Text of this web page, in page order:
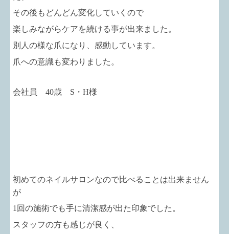
その後もどんどん変化していくので
楽しみながらケアを続ける事が出来ました。
別人の様な爪になり、感動しています。
爪への意識も変わりました。
会社員 40歳 S・H様
初めてのネイルサロンなので比べることは出来ません
が
1回の施術でも手に清潔感が出た印象でした。
スタッフの方も感じが良く、